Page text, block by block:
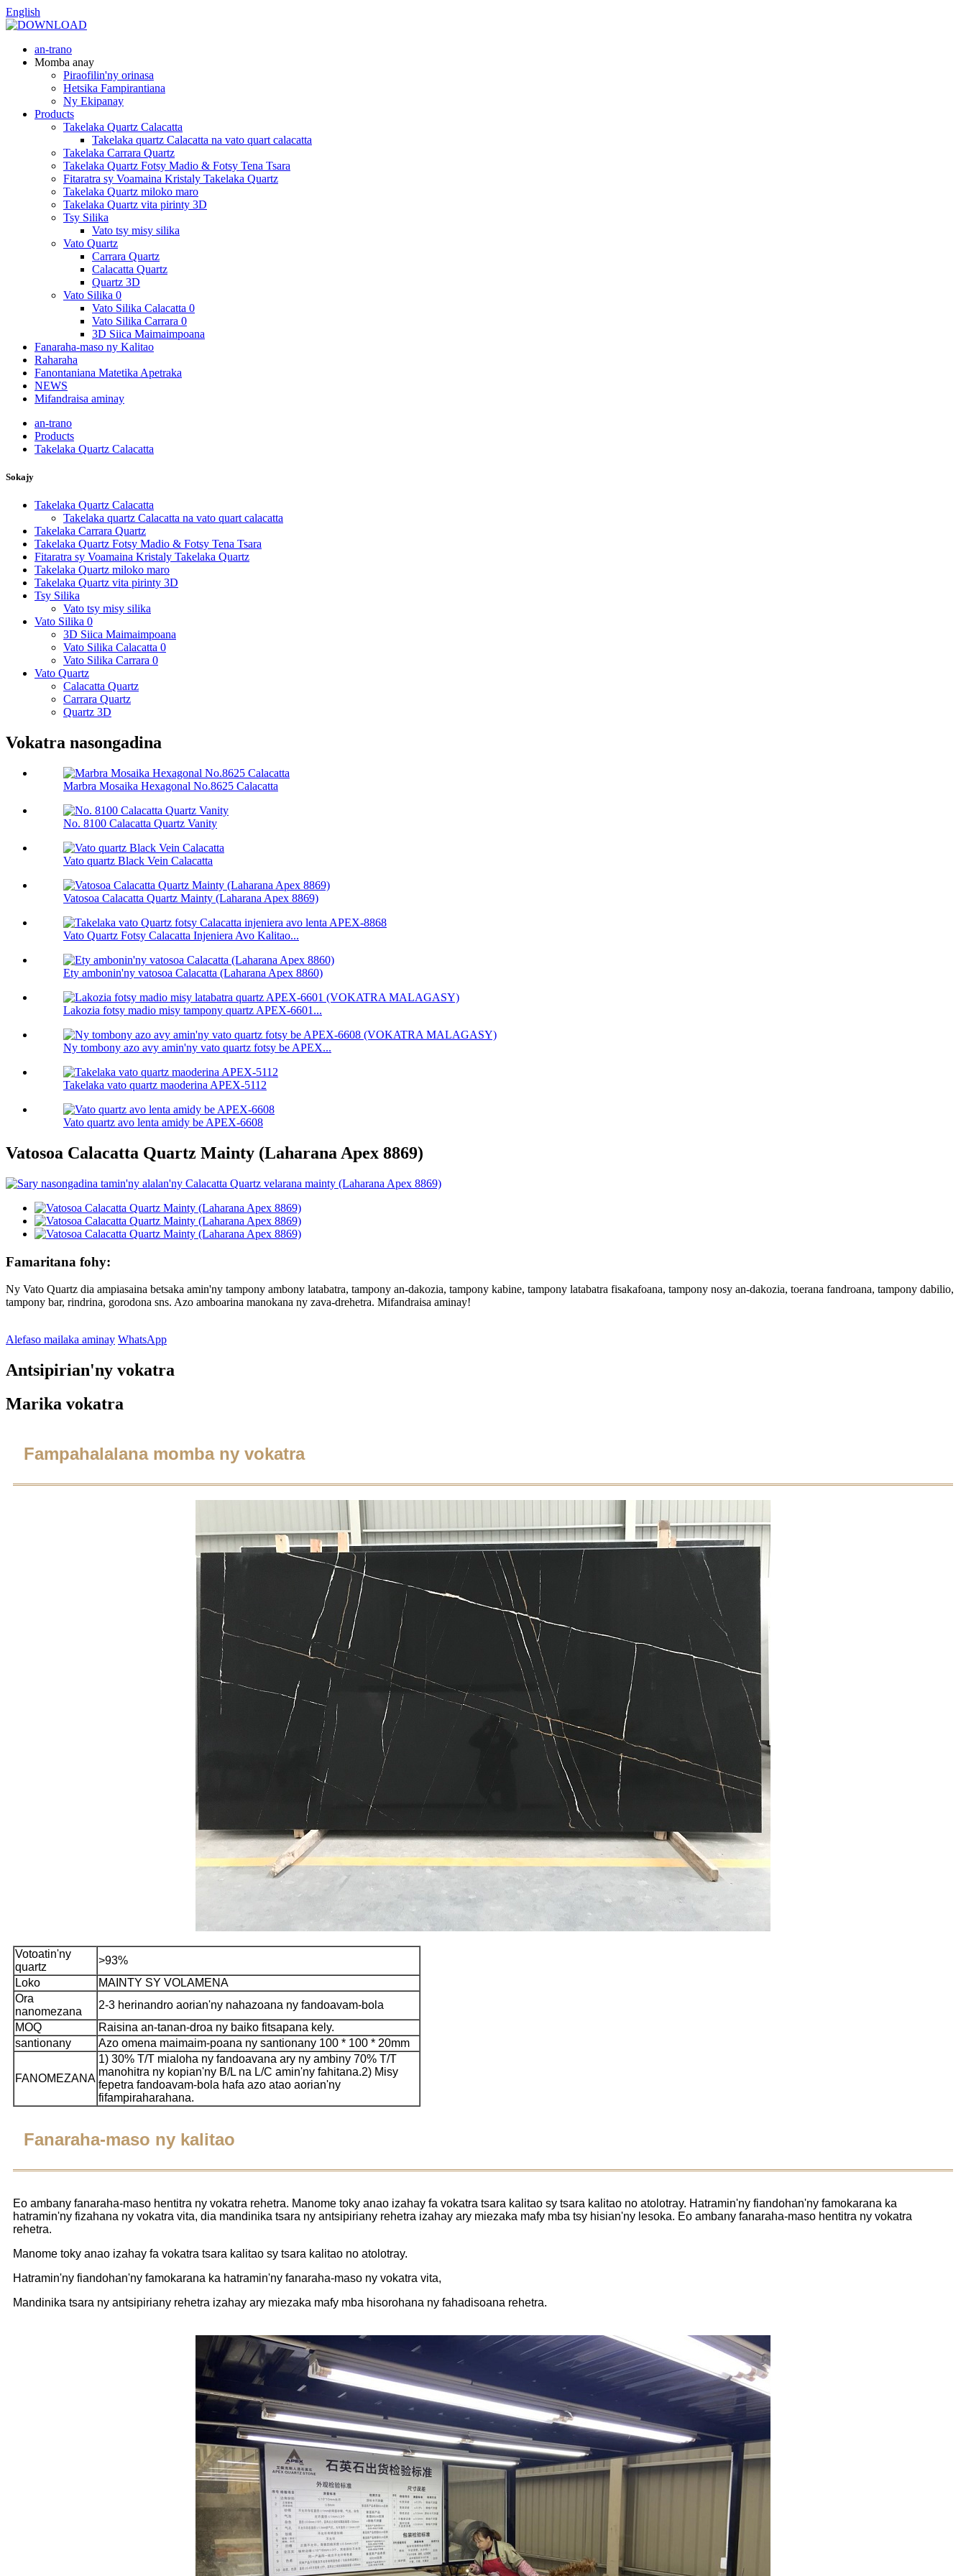
English
an-trano
Momba anay
Piraofilin'ny orinasa
Hetsika Fampirantiana
Ny Ekipanay
Products
Takelaka Quartz Calacatta
Takelaka quartz Calacatta na vato quart calacatta
Takelaka Carrara Quartz
Takelaka Quartz Fotsy Madio & Fotsy Tena Tsara
Fitaratra sy Voamaina Kristaly Takelaka Quartz
Takelaka Quartz miloko maro
Takelaka Quartz vita pirinty 3D
Tsy Silika
Vato tsy misy silika
Vato Quartz
Carrara Quartz
Calacatta Quartz
Quartz 3D
Vato Silika 0
Vato Silika Calacatta 0
Vato Silika Carrara 0
3D Siica Maimaimpoana
Fanaraha-maso ny Kalitao
Raharaha
Fanontaniana Matetika Apetraka
NEWS
Mifandraisa aminay
an-trano
Products
Takelaka Quartz Calacatta
Sokajy
Takelaka Quartz Calacatta
Takelaka quartz Calacatta na vato quart calacatta
Takelaka Carrara Quartz
Takelaka Quartz Fotsy Madio & Fotsy Tena Tsara
Fitaratra sy Voamaina Kristaly Takelaka Quartz
Takelaka Quartz miloko maro
Takelaka Quartz vita pirinty 3D
Tsy Silika
Vato tsy misy silika
Vato Silika 0
3D Siica Maimaimpoana
Vato Silika Calacatta 0
Vato Silika Carrara 0
Vato Quartz
Calacatta Quartz
Carrara Quartz
Quartz 3D
Vokatra nasongadina
Marbra Mosaika Hexagonal No.8625 Calacatta
No. 8100 Calacatta Quartz Vanity
Vato quartz Black Vein Calacatta
Vatosoa Calacatta Quartz Mainty (Laharana Apex 8869)
Vato Quartz Fotsy Calacatta Injeniera Avo Kalitao...
Ety ambonin'ny vatosoa Calacatta (Laharana Apex 8860)
Lakozia fotsy madio misy tampony quartz APEX-6601...
Ny tombony azo avy amin'ny vato quartz fotsy be APEX...
Takelaka vato quartz maoderina APEX-5112
Vato quartz avo lenta amidy be APEX-6608
Vatosoa Calacatta Quartz Mainty (Laharana Apex 8869)
Famaritana fohy:
Ny Vato Quartz dia ampiasaina betsaka amin'ny tampony ambony latabatra, tampony an-dakozia, tampony kabine, tampony latabatra fisakafoana, tampony nosy an-dakozia, toerana fandroana, tampony dabilio,
tampony bar, rindrina, gorodona sns. Azo amboarina manokana ny zava-drehetra. Mifandraisa aminay!
Alefaso mailaka aminay WhatsApp
Antsipirian'ny vokatra
Marika vokatra
Fampahalalana momba ny vokatra
Votoatin'ny
quartz
>93%
Loko
MAINTY SY VOLAMENA
Ora
nanomezana
2-3 herinandro aorian'ny nahazoana ny fandoavam-bola
MOQ
Raisina an-tanan-droa ny baiko fitsapana kely.
santionany
Azo omena maimaim-poana ny santionany 100 * 100 * 20mm
FANOMEZANA
1) 30% T/T mialoha ny fandoavana ary ny ambiny 70% T/T
manohitra ny kopian'ny B/L na L/C amin'ny fahitana.2) Misy
fepetra fandoavam-bola hafa azo atao aorian'ny
fifampiraharahana.
Fanaraha-maso ny kalitao
Eo ambany fanaraha-maso hentitra ny vokatra rehetra. Manome toky anao izahay fa vokatra tsara kalitao sy tsara kalitao no atolotray. Hatramin'ny fiandohan'ny famokarana ka
hatramin'ny fizahana ny vokatra vita, dia mandinika tsara ny antsipiriany rehetra izahay ary miezaka mafy mba tsy hisian'ny lesoka. Eo ambany fanaraha-maso hentitra ny vokatra
rehetra.
Manome toky anao izahay fa vokatra tsara kalitao sy tsara kalitao no atolotray.
Hatramin'ny fiandohan'ny famokarana ka hatramin'ny fanaraha-maso ny vokatra vita,
Mandinika tsara ny antsipiriany rehetra izahay ary miezaka mafy mba hisorohana ny fahadisoana rehetra.